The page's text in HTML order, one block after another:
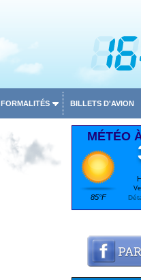
FORMALITÉS BILLETS D'AVION
MÉTÉO
85°F